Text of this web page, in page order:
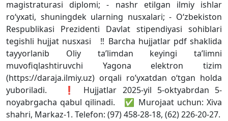
magistraturasi diplomi; - nashr etilgan ilmiy ishlar
ro‘yxati, shuningdek ularning nusxalari; - O‘zbekiston
Respublikasi Prezidenti Davlat stipendiyasi sohiblari
tegishli hujjat nusxasi ‼ Barcha hujjatlar pdf shaklida
tayyorlanib Oliy taʼlimdan keyingi taʼlimni
muvofiqlashtiruvchi Yagona elektron tizim
(https://daraja.ilmiy.uz) orqali roʼyxatdan o‘tgan holda
yuboriladi. ❗ Hujjatlar 2025-yil 5-oktyabrdan 5-
noyabrgacha qabul qilinadi. ✅ Murojaat uchun: Xiva
shahri, Markaz-1. Telefon: (97) 458-28-18, (62) 226-20-27.